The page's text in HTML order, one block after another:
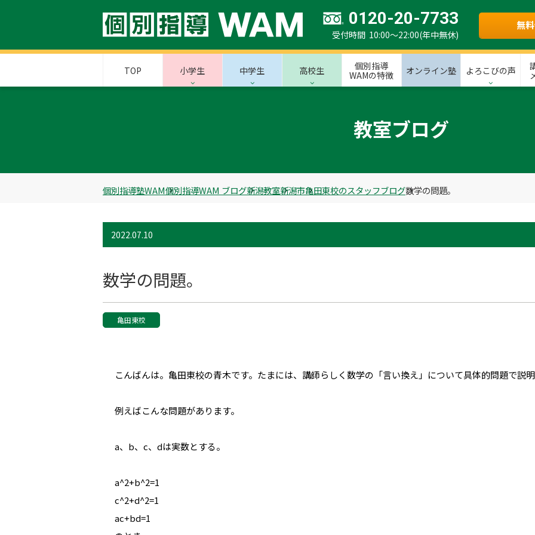
0120-20-7733
受付時間 10:00～22:00(年中無休)
無
TOP 小学生 中学生 高校生
個別指導
WAMの特徴
オンライン塾 よろこびの声
教室ブログ
個別指導塾WAM個別指導WAM ブログ新潟教室新潟市亀田東校のスタッフブログ数学の問題。
2022.07.10
数学の問題。
亀田東校
こんばんは。亀田東校の青木です。たまには、講師らしく数学の「言い換え」について具体的問題で説明
例えばこんな問題があります。
a、b、c、dは実数とする。
a^2+b^2=1
c^2+d^2=1
ac+bd=1